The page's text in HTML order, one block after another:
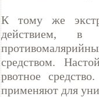
К тому же
действием, в
средством.
рвотное
применяют для